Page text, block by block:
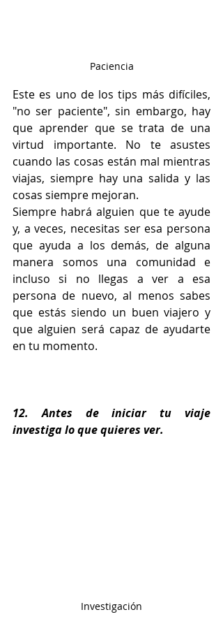
Paciencia
Este es uno de los tips más difíciles,
"no ser paciente", sin embargo, hay
que aprender que se trata de una
virtud importante. No te asustes
cuando las cosas están mal mientras
viajas, siempre hay una salida y las
cosas siempre mejoran.
Siempre habrá alguien que te ayude
y, a veces, necesitas ser esa persona
que ayuda a los demás, de alguna
manera somos una comunidad e
incluso si no llegas a ver a esa
persona de nuevo, al menos sabes
que estás siendo un buen viajero y
que alguien será capaz de ayudarte
en tu momento.
12. Antes de iniciar tu viaje
investiga lo que quieres ver.
Investigación